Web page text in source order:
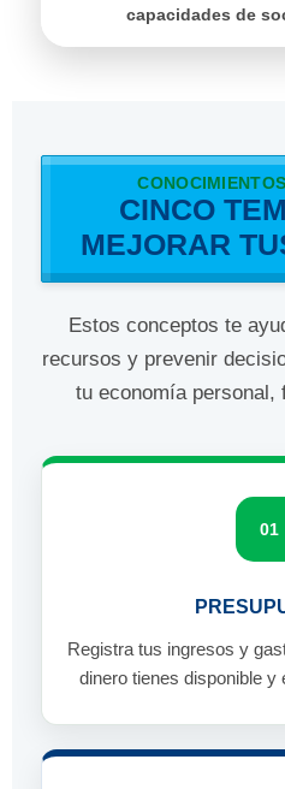
capacidades de
CINCO
MEJORAR
Estos conceptos te
recursos y prevenir
tu economía personal,
01
Registra tus ingresos y
dinero tienes disponible y